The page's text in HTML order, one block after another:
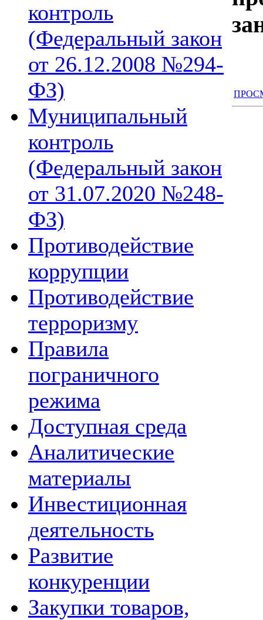
контроль
(Федеральный закон
от 26.12.2008 №294-
ФЗ)
Муниципальный
контроль
(Федеральный закон
от 31.07.2020 №248-
ФЗ)
Противодействие
коррупции
Противодействие
терроризму
Правила
пограничного
режима
Доступная среда
Аналитические
материалы
Инвестиционная
деятельность
Развитие
конкуренции
Закупки товаров,